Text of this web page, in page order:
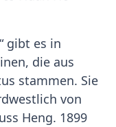
gibt es in
die aus
stammen. Sie
von
Heng. 1899